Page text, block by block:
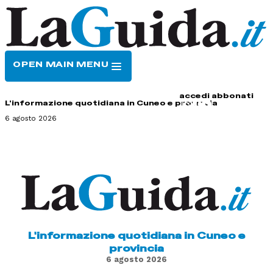
OPEN MAIN MENU
accedi abbonati
L'informazione quotidiana in Cuneo e provincia
6 agosto 2026
L'informazione quotidiana in Cuneo e
provincia
6 agosto 2026